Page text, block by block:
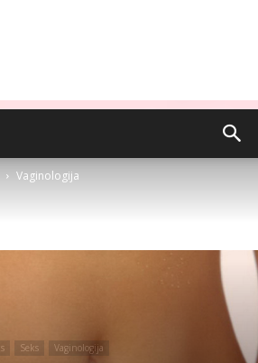
Vaginologija
Seks Vaginologija